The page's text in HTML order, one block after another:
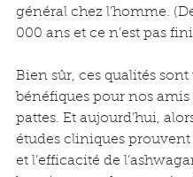
général chez l’homme.
000 ans et ce n’est pas
Bien sûr, ces qualités sont
bénéfiques pour nos amis
pattes. Et aujourd’hui,
études cliniques prouvent
et l’efficacité de